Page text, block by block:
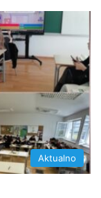
Aktualno